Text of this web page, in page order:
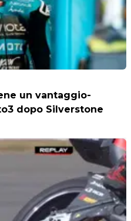
un vantaggio-
dopo Silverstone